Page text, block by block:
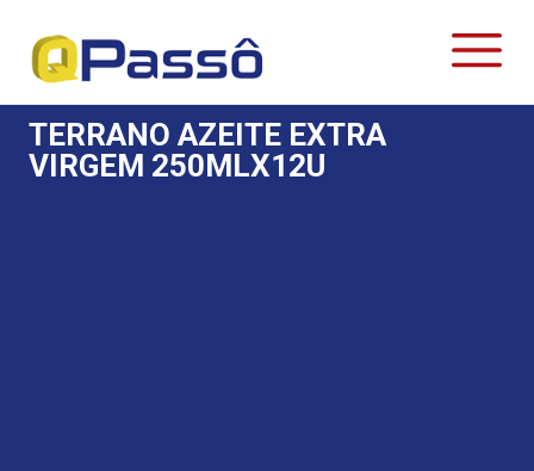
TERRANO AZEITE EXTRA
VIRGEM 250MLX12U